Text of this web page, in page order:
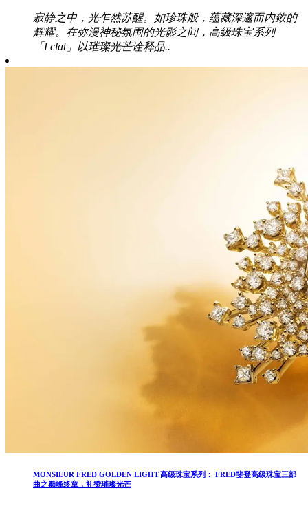
寂静之中，光乍然苏醒。如珍珠般，蕴藏深邃而内敛的
辉耀。在弥漫神秘氛围的光影之间，高级珠宝系列
「Lclat」以璀璨光芒诠释品..
MONSIEUR FRED GOLDEN LIGHT 高级珠宝系列： FRED斐登高级珠宝三部
曲之巅峰终章，礼赞璀璨光芒